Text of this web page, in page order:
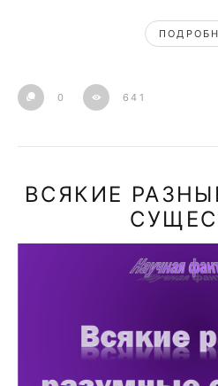
0 641
ВСЯКИЕ